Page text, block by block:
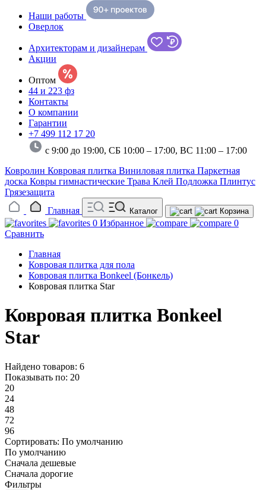
Наши работы
Оверлок
Архитекторам и дизайнерам
Акции
Оптом
44 и 223 фз
Контакты
О компании
Гарантии
+7 499 112 17 20
с 9:00 до 19:00, СБ 10:00 – 17:00, ВС 11:00 – 17:00
Ковролин Ковровая плитка Виниловая плитка Паркетная
доска Ковры гимнастические Трава Клей Подложка Плинтус
Грязезащита
Главная
Каталог Корзина
0 Избранное
0
Сравнить
Главная
Ковровая плитка для пола
Ковровая плитка Bonkeel (Бонкель)
Ковровая плитка Star
Ковровая плитка Bonkeel
Star
Найдено товаров: 6
Показывать по: 20
20
24
48
72
96
Сортировать: По умолчанию
По умолчанию
Сначала дешевые
Сначала дорогие
Фильтры